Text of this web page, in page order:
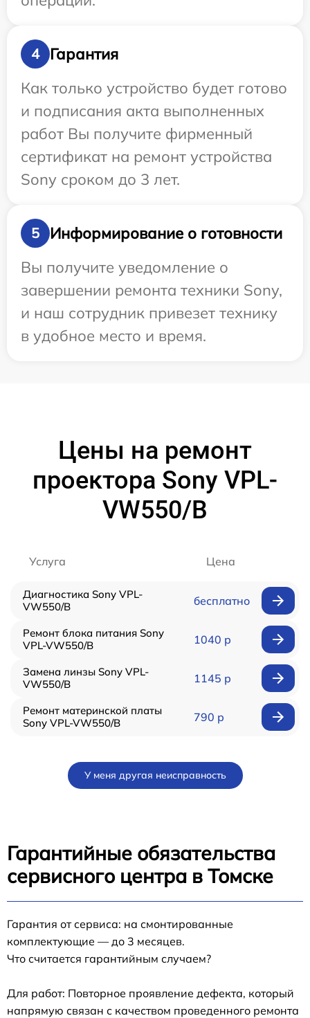
4
Гарантия
Как только устройство будет готово
и подписания акта выполненных
работ Вы получите фирменный
сертификат на ремонт устройства
Sony сроком до 3 лет.
5
Информирование о готовности
Вы получите уведомление о
завершении ремонта техники Sony,
и наш сотрудник привезет технику
в удобное место и время.
Цены на ремонт
проектора Sony VPL-
VW550/B
Услуга Цена
Диагностика Sony VPL-
VW550/B
бесплатно
Ремонт блока питания Sony
VPL-VW550/B
1040 р
Замена линзы Sony VPL-
VW550/B
1145 р
Ремонт материнской платы
Sony VPL-VW550/B
790 р
У меня другая неисправность
Гарантийные обязательства
сервисного центра в Томске
Гарантия от сервиса: на смонтированные
комплектующие — до 3 месяцев.
Что считается гарантийным случаем?
Для работ: Повторное проявление дефекта, который
напрямую связан с качеством проведенного ремонта